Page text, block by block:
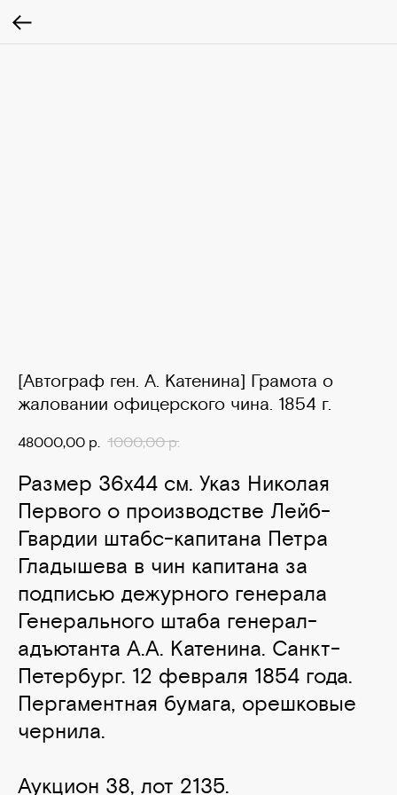
[Автограф ген. А. Катенина] Грамота о
жаловании офицерского чина. 1854 г.
48000,00 р. 1000,00 р.
Размер 36х44 см. Указ Николая
Первого о производстве Лейб-
Гвардии штабс-капитана Петра
Гладышева в чин капитана за
подписью дежурного генерала
Генерального штаба генерал-
адъютанта А.А. Катенина. Санкт-
Петербург. 12 февраля 1854 года.
Пергаментная бумага, орешковые
чернила.
Аукцион 38, лот 2135.